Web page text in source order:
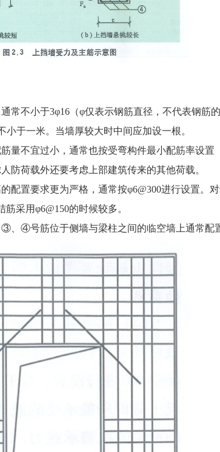
不小于3φ16（φ仅表示钢筋直径，不代表钢筋
于一米。当墙厚较大时中间应加设一根。
不宜过小，通常也按受弯构件最小配筋率设置
防荷载外还要考虑上部建筑传来的其他荷载。
置要求更为严格，通常按φ6@300进行设置。
采用φ6@150的时候较多。
④号筋位于侧墙与梁柱之间的临空墙上通常配置